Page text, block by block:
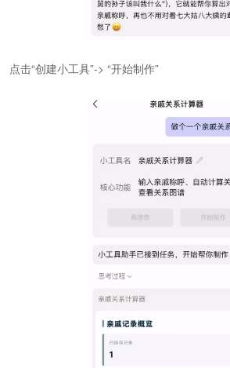
点击“创建小工具”-> “开始制作”